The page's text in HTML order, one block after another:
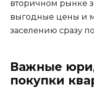
вторичном рынке
выгодные цены и
заселению сразу
Важные
покупки